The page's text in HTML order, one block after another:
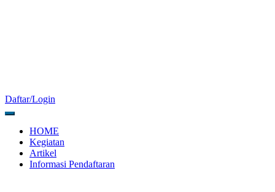
Daftar/Login
HOME
Kegiatan
Artikel
Informasi Pendaftaran